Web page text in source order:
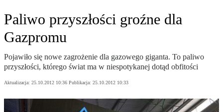
Paliwo przyszłości groźne dla
Gazpromu
Pojawiło się nowe zagrożenie dla gazowego giganta. To paliwo
przyszłości, którego świat ma w niespotykanej dotąd obfitości
Aktualizacja: 25.10.2012 10:36 Publikacja: 25.10.2012 10:33